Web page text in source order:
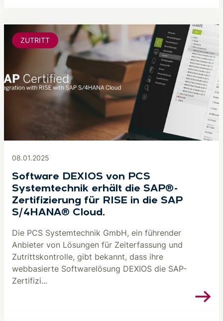
08.01.2025
Software DEXIOS von PCS
Systemtechnik erhält die SAP®-
Zertifizierung für RISE in die SAP
S/4HANA® Cloud.
Die PCS Systemtechnik GmbH, ein führender
Anbieter von Lösungen für Zeiterfassung und
Zutrittskontrolle, gibt bekannt, dass ihre
webbasierte Softwarelösung DEXIOS die SAP-
Zertifizi...
ZUTRITT